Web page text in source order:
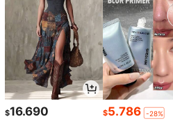
$16.690 $5.786 -28%